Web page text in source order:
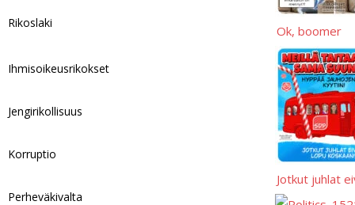
Ok, boomer
Jotkut juhlat
Rikoslaki
Ihmisoikeusrikokset
Jengirikollisuus
Korruptio
Perheväkivalta